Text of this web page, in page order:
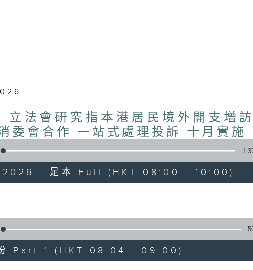
立法會研究指本港居民境外開支增
委會合作 一站式處理投訴 十月實施
- 足本 Full (HKT 08:00 - 10:00)
Part 1 (HKT 08:04 - 09:00)